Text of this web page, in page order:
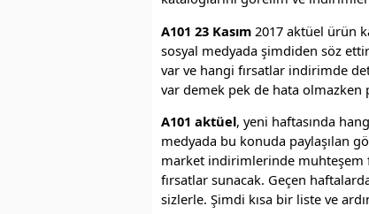
A101 23 Kasım 2017 aktüel ürün
sosyal medyada şimdiden söz
var ve hangi fırsatlar indirimde
var demek pek de hata olmazken
A101 aktüel, yeni haftasında
medyada bu konuda paylaşılan
market indirimlerinde muhteşem
fırsatlar sunacak. Geçen
sizlerle. Şimdi kısa bir liste ve